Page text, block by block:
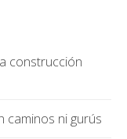
construcción
caminos ni gurús